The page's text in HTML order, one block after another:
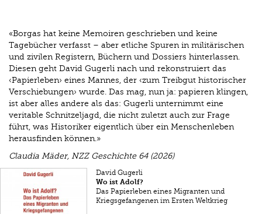
«Borgas hat keine Memoiren geschrieben und keine
Tagebücher verfasst – aber etliche Spuren in militärischen
und zivilen Registern, Büchern und Dossiers hinterlassen.
Diesen geht David Gugerli nach und rekonstruiert das
‹Papierleben› eines Mannes, der ‹zum Treibgut historischer
Verschiebungen› wurde. Das mag, nun ja: papieren klingen,
ist aber alles andere als das: Gugerli unternimmt eine
veritable Schnitzeljagd, die nicht zuletzt auch zur Frage
führt, was Historiker eigentlich über ein Menschenleben
herausfinden können.»
Claudia Mäder, NZZ Geschichte 64 (2026)
David Gugerli
Wo ist Adolf?
Das Papierleben eines Migranten und
Kriegsgefangenen im Ersten Weltkrieg